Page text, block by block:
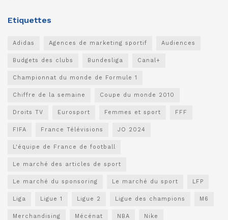
Etiquettes
Adidas Agences de marketing sportif Audiences
Budgets des clubs Bundesliga Canal+
Championnat du monde de Formule 1
Chiffre de la semaine Coupe du monde 2010
Droits TV Eurosport Femmes et sport FFF
FIFA France Télévisions JO 2024
L'équipe de France de football
Le marché des articles de sport
Le marché du sponsoring Le marché du sport LFP
Liga Ligue 1 Ligue 2 Ligue des champions M6
Merchandising Mécénat NBA Nike